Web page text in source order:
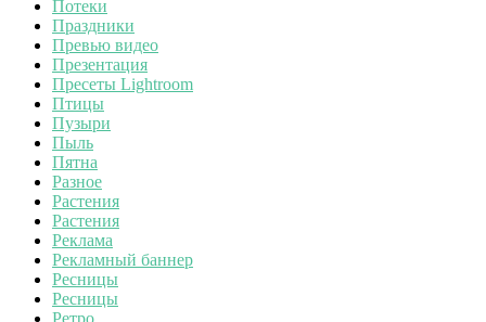
Потеки
Праздники
Превью видео
Презентация
Пресеты Lightroom
Птицы
Пузыри
Пыль
Пятна
Разное
Растения
Растения
Реклама
Рекламный баннер
Ресницы
Ресницы
Ретро